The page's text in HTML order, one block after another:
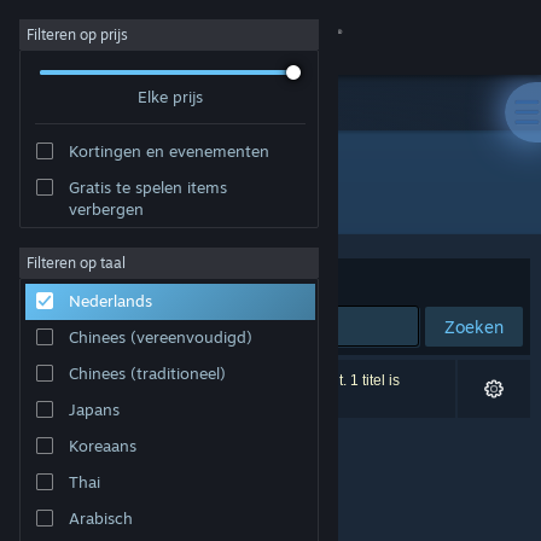
Inloggen
Community
Over
Ondersteuning
Taal wijzigen
Download de mobiele Steam-app
Desktopwebsite weergeven
Filteren op prijs
Elke prijs
Kortingen en evenementen
Gratis te spelen items
verbergen
Filteren op taal
Nederlands
Chinees (vereenvoudigd)
Chinees (traditioneel)
Japans
Koreaans
Thai
Arabisch
Ontwikkelaar: 3D Talo Finland Ltd.
Sorteren op Relevantie
Zoeken
0 resultaten komen overeen met je zoekopdracht. 1 titel is
uitgesloten op basis van je voorkeuren.